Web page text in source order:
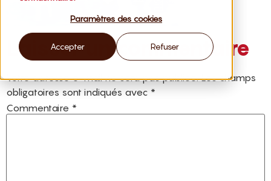
Paramètres des cookies
Accepter Refuser
Laisser un commentaire
Votre adresse e-mail ne sera pas publiée. Les champs
obligatoires sont indiqués avec *
Commentaire *